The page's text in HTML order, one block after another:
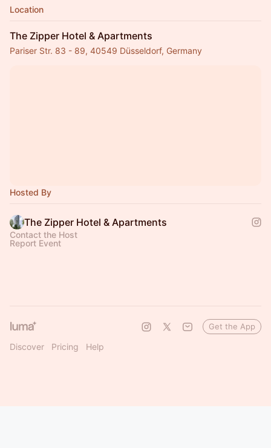
Location
The Zipper Hotel & Apartments
Pariser Str. 83 - 89, 40549 Düsseldorf, Germany
Hosted By
The Zipper Hotel & Apartments
Contact the Host
Report Event
Discover Pricing Help
Get the App